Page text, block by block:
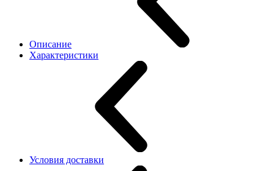
Описание
Характеристики
Условия доставки